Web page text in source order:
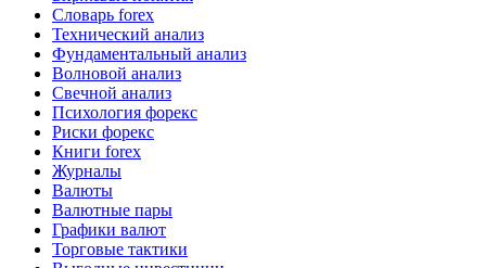
Словарь forex
Технический анализ
Фундаментальный анализ
Волновой анализ
Свечной анализ
Психология форекс
Риски форекс
Книги forex
Журналы
Валюты
Валютные пары
Графики валют
Торговые тактики